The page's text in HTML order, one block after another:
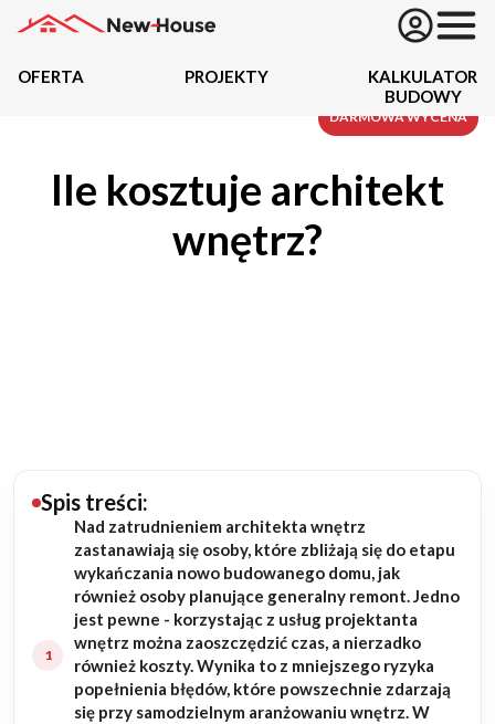
Oferta
Budowa domu
Rezydencje
Rozbudowa
Remonty
OFERTA PROJEKTY
KALKULATOR
BUDOWY
Ile kosztuje architekt
wnętrz?
Spis treści:
Nad zatrudnieniem architekta wnętrz
zastanawiają się osoby, które zbliżają się do etapu
wykańczania nowo budowanego domu, jak
również osoby planujące generalny remont. Jedno
jest pewne - korzystając z usług projektanta
wnętrz można zaoszczędzić czas, a nierzadko
również koszty. Wynika to z mniejszego ryzyka
popełnienia błędów, które powszechnie zdarzają
się przy samodzielnym aranżowaniu wnętrz. W
DARMOWA WYCENA